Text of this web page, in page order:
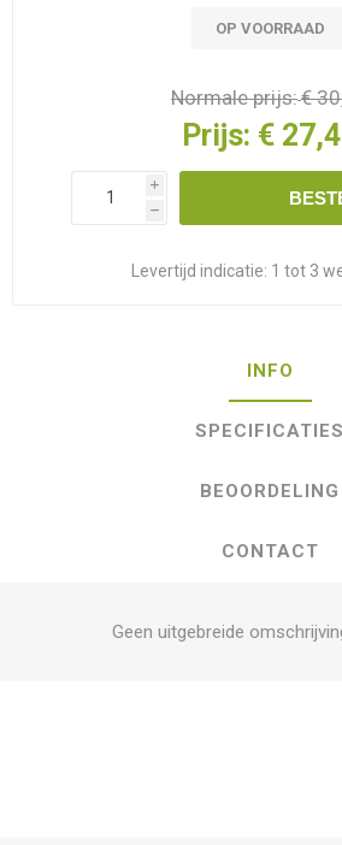
OP VOORRAAD
Normale prijs:€
Prijs: €
i
h
Levertijd indicatie: 1 tot 3
INFO
SPECIFICATIES
BEOORDELING
CONTACT
Geen uitgebreide